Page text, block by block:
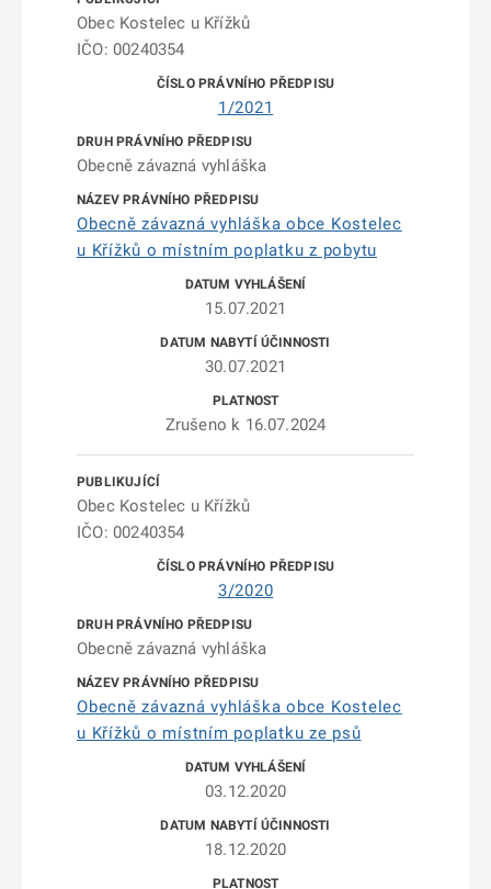
Obec Kostelec u Křížků
IČO: 00240354
1/2021
Obecně závazná vyhláška
Obecně závazná vyhláška obce Kostelec
u Křížků o místním poplatku z pobytu
15.07.2021
30.07.2021
Zrušeno k 16.07.2024
Obec Kostelec u Křížků
IČO: 00240354
3/2020
Obecně závazná vyhláška
Obecně závazná vyhláška obce Kostelec
u Křížků o místním poplatku ze psů
03.12.2020
18.12.2020